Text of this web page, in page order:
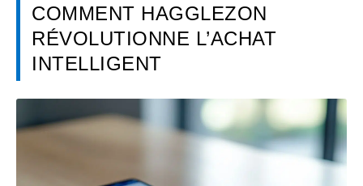
COMMENT HAGGLEZON
RÉVOLUTIONNE L’ACHAT
INTELLIGENT